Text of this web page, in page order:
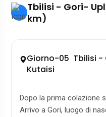
Tbilisi - Gori-
km)
Giorno-05 Tbilisi -
Kutaisi
Dopo la prima colazione
Arrivo a Gori, luogo di